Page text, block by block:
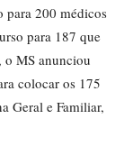
para 200 médicos
para 187 que
o MS anunciou
colocar os 175
Geral e Familiar,